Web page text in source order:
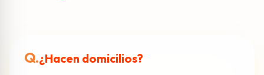
Q.¿Hacen domicilios?